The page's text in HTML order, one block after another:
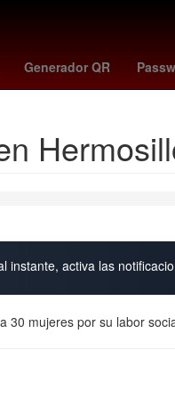
Generador QR
de descanso obligatorio
instante, activa las
30 mujeres por su labor